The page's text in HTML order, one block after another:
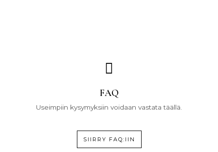
FAQ
Useimpiin kysymyksiin voidaan vastata täällä.
SIIRRY FAQ:IIN